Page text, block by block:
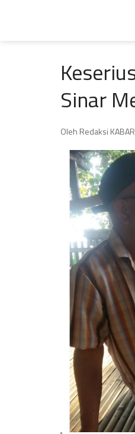
Sinar
Oleh Redaksi